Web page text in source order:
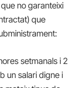
no garanteixi
que
setmanals i 2
un salari digne i